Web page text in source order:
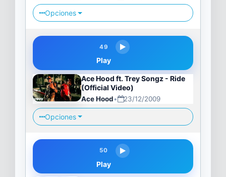
Opciones
49
Play
Ace Hood ft. Trey Songz - Ride
(Official Video)
Ace Hood• 23/12/2009
Opciones
50
Play